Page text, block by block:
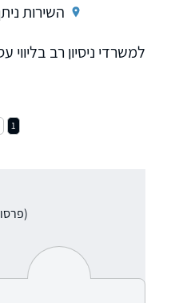
השירות
למשרדי ניסיון רב בליווי
1